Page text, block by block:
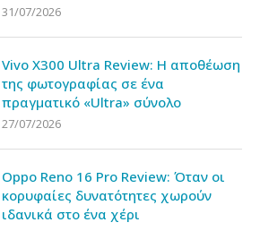
31/07/2026
Vivo X300 Ultra Review: Η αποθέωση
της φωτογραφίας σε ένα
πραγματικό «Ultra» σύνολο
27/07/2026
Oppo Reno 16 Pro Review: Όταν οι
κορυφαίες δυνατότητες χωρούν
ιδανικά στο ένα χέρι